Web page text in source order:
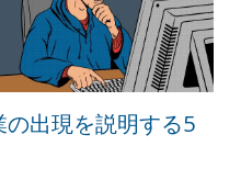
出現を説明する5